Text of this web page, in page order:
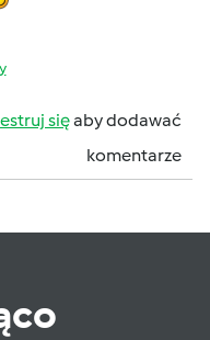
sięaby dodawać
komentarze